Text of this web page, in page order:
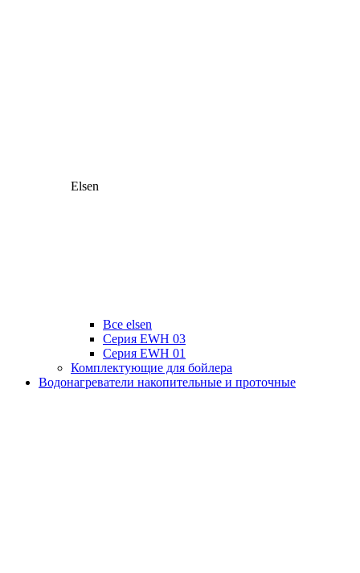
Elsen
Все elsen
Серия EWH 03
Серия EWH 01
Комплектующие для бойлера
Водонагреватели накопительные и проточные